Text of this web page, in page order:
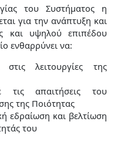
του Συστήματος η
για την ανάπτυξη και
και υψηλού επιπέδου
ενθαρρύνει να:
στις λειτουργίες της
τις απαιτήσεις του
της Ποιότητας
εδραίωση και βελτίωση
του